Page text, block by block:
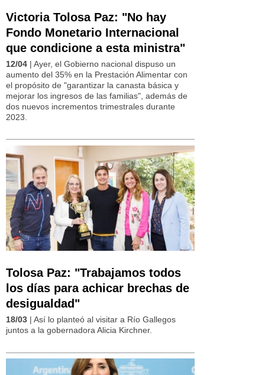
Victoria Tolosa Paz: "No hay
Fondo Monetario Internacional
que condicione a esta ministra"
12/04 | Ayer, el Gobierno nacional dispuso un
aumento del 35% en la Prestación Alimentar con
el propósito de "garantizar la canasta básica y
mejorar los ingresos de las familias", además de
dos nuevos incrementos trimestrales durante
2023.
Tolosa Paz: "Trabajamos todos
los días para achicar brechas de
desigualdad"
18/03 | Así lo planteó al visitar a Río Gallegos
juntos a la gobernadora Alicia Kirchner.